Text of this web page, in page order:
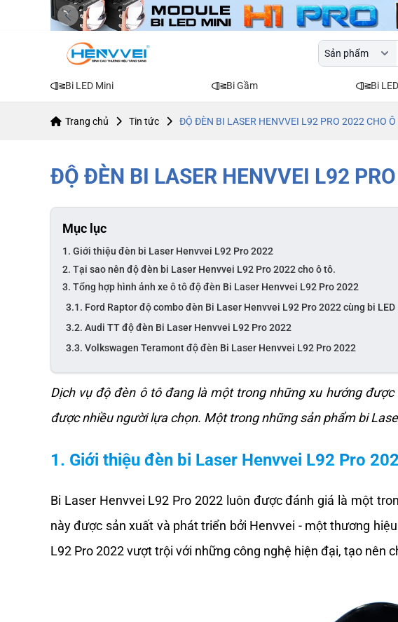
Bi LED Mini Bi Gầm Bi LED
Trang chủ Tin tức ĐỘ ĐÈN BI LASER HENVVEI L92 PRO 2022 CHO Ô
ĐỘ ĐÈN BI LASER HENVVEI L92
Mục lục
1. Giới thiệu đèn bi Laser Henvvei L92 Pro 2022
2. Tại sao nên độ đèn bi Laser Henvvei L92 Pro 2022 cho ô tô.
3. Tổng hợp hình ảnh xe ô tô độ đèn Bi Laser Henvvei L92 Pro 2022
3.1. Ford Raptor độ combo đèn Bi Laser Henvvei L92 Pro 2022 cùng bi LED
3.2. Audi TT độ đèn Bi Laser Henvvei L92 Pro 2022
3.3. Volkswagen Teramont độ đèn Bi Laser Henvvei L92 Pro 2022
Dịch vụ độ đèn ô tô đang là một trong những xu hướng
được nhiều người lựa chọn. Một trong những sản phẩm bi
1. Giới thiệu đèn bi Laser Henvvei L92 Pro
Bi Laser Henvvei L92 Pro 2022 luôn được đánh giá là một
này được sản xuất và phát triển bởi Henvvei - một thương
L92 Pro 2022 vượt trội với những công nghệ hiện đại, tạo nên